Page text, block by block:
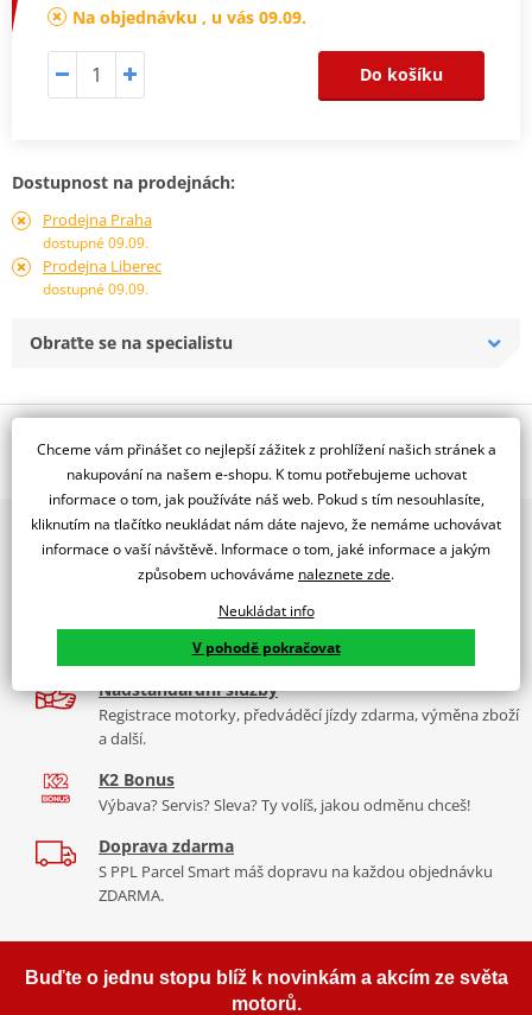
Na objednávku , u vás 09.09.
Do košíku
Dostupnost na prodejnách:
Prodejna Praha
dostupné 09.09.
Prodejna Liberec
dostupné 09.09.
Obraťte se na specialistu
Jsme autorizovaný
dealer značky RDMOTO
Kawasaki Z900 RS (18-)
Padací rámy RDMOTO nabízí maximální ochranu Vašeho
Vyráběné z kvalitního materiálu.
"Testováno zákazníky"
Cena za pár včetně montážní sady.
2x multibrand showroom
9 značek motocyklů, servis, oblečení, doplňky i náhradní
díly, to vše v Praze a Liberci
Více než 30 let zkušeností
Za řídítky motorek, v servisu i prodeji moto vybavení
Nadstandardní služby
Registrace motorky, předváděcí jízdy zdarma, výměna zboží
a další.
K2 Bonus
Výbava? Servis? Sleva? Ty volíš, jakou odměnu chceš!
Doprava zdarma
S PPL Parcel Smart máš dopravu na každou objednávku
ZDARMA.
Buďte o jednu stopu blíž k novinkám a akcím ze světa
motorů.
Chceme vám přinášet co nejlepší zážitek z prohlížení našich stránek a
nakupování na našem e-shopu. K tomu potřebujeme uchovat
informace o tom, jak používáte náš web. Pokud s tím nesouhlasíte,
kliknutím na tlačítko neukládat nám dáte najevo, že nemáme uchovávat
informace o vaší návštěvě. Informace o tom, jaké informace a jakým
způsobem uchováváme naleznete zde.
Neukládat info
V pohodě pokračovat